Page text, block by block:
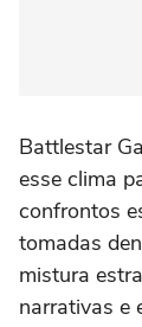
Battlestar
esse clima
confrontos
tomadas
mistura
narrativas e